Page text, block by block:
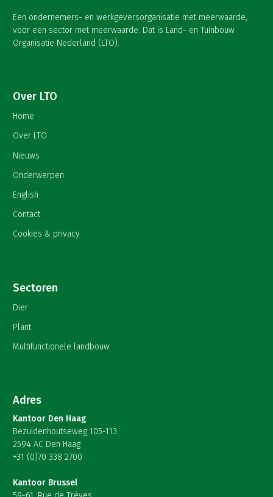
Een ondernemers- en werkgeversorganisatie met meerwaarde,
voor een sector met meerwaarde. Dat is Land- en Tuinbouw
Organisatie Nederland (LTO).
Over LTO
Home
Over LTO
Nieuws
Onderwerpen
English
Contact
Cookies & privacy
Sectoren
Dier
Plant
Multifunctionele landbouw
Adres
Kantoor Den Haag
Bezuidenhoutseweg 105-113
2594 AC Den Haag
+31 (0)70 338 2700
Kantoor Brussel